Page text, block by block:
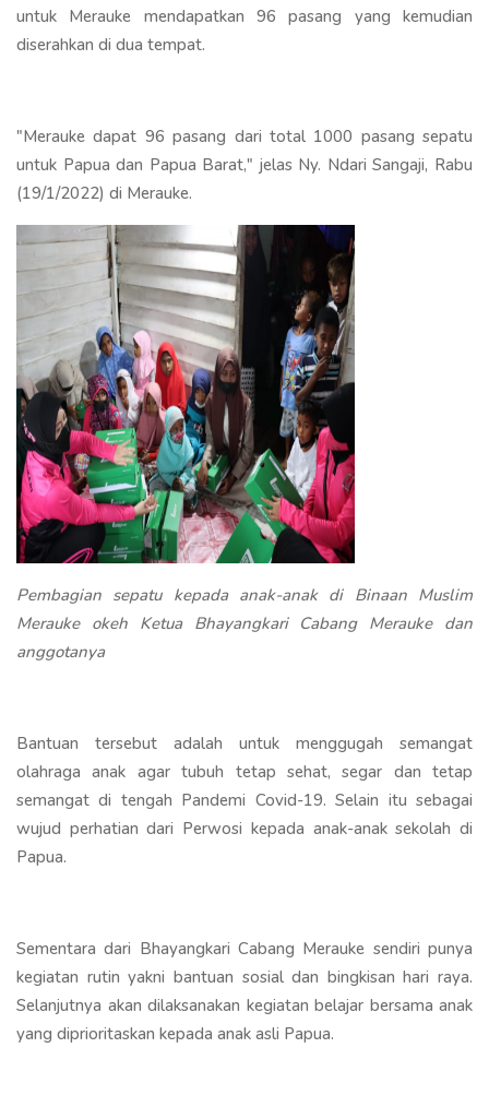
untuk Merauke mendapatkan 96 pasang yang kemudian
diserahkan di dua tempat.
"Merauke dapat 96 pasang dari total 1000 pasang sepatu
untuk Papua dan Papua Barat," jelas Ny. Ndari Sangaji, Rabu
(19/1/2022) di Merauke.
Pembagian sepatu kepada anak-anak di Binaan Muslim
Merauke okeh Ketua Bhayangkari Cabang Merauke dan
anggotanya
Bantuan tersebut adalah untuk menggugah semangat
olahraga anak agar tubuh tetap sehat, segar dan tetap
semangat di tengah Pandemi Covid-19. Selain itu sebagai
wujud perhatian dari Perwosi kepada anak-anak sekolah di
Papua.
Sementara dari Bhayangkari Cabang Merauke sendiri punya
kegiatan rutin yakni bantuan sosial dan bingkisan hari raya.
Selanjutnya akan dilaksanakan kegiatan belajar bersama anak
yang diprioritaskan kepada anak asli Papua.